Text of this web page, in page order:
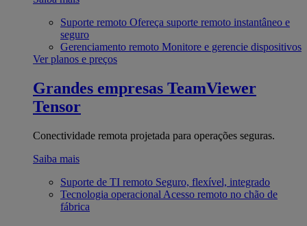
Suporte remoto Ofereça suporte remoto instantâneo e
seguro
Gerenciamento remoto Monitore e gerencie dispositivos
Ver planos e preços
Grandes empresas TeamViewer
Tensor
Conectividade remota projetada para operações seguras.
Saiba mais
Suporte de TI remoto Seguro, flexível, integrado
Tecnologia operacional Acesso remoto no chão de
fábrica